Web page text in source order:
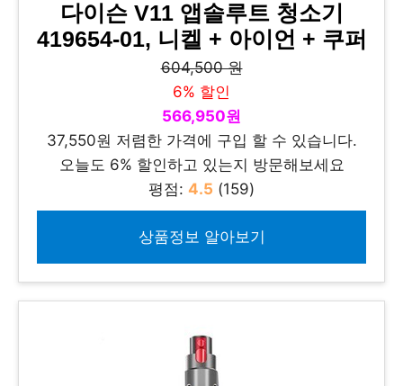
다이슨 V11 앱솔루트 청소기
419654-01, 니켈 + 아이언 + 쿠퍼
604,500 원
6% 할인
566,950원
37,550원 저렴한 가격에 구입 할 수 있습니다.
오늘도 6% 할인하고 있는지 방문해보세요
평점: 4.5 (159)
상품정보 알아보기